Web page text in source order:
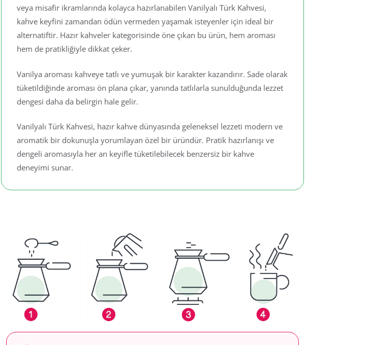
veya misafir ikramlarında kolayca hazırlanabilen Vanilyalı Türk Kahvesi,
kahve keyfini zamandan ödün vermeden yaşamak isteyenler için ideal bir
alternatiftir. Hazır kahveler kategorisinde öne çıkan bu ürün, hem aroması
hem de pratikliğiyle dikkat çeker.
Vanilya aroması kahveye tatlı ve yumuşak bir karakter kazandırır. Sade olarak
tüketildiğinde aroması ön plana çıkar, yanında tatlılarla sunulduğunda lezzet
dengesi daha da belirgin hale gelir.
Vanilyalı Türk Kahvesi, hazır kahve dünyasında geleneksel lezzeti modern ve
aromatik bir dokunuşla yorumlayan özel bir üründür. Pratik hazırlanışı ve
dengeli aromasıyla her an keyifle tüketilebilecek benzersiz bir kahve
deneyimi sunar.